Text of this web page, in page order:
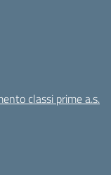
classi prime a.s.